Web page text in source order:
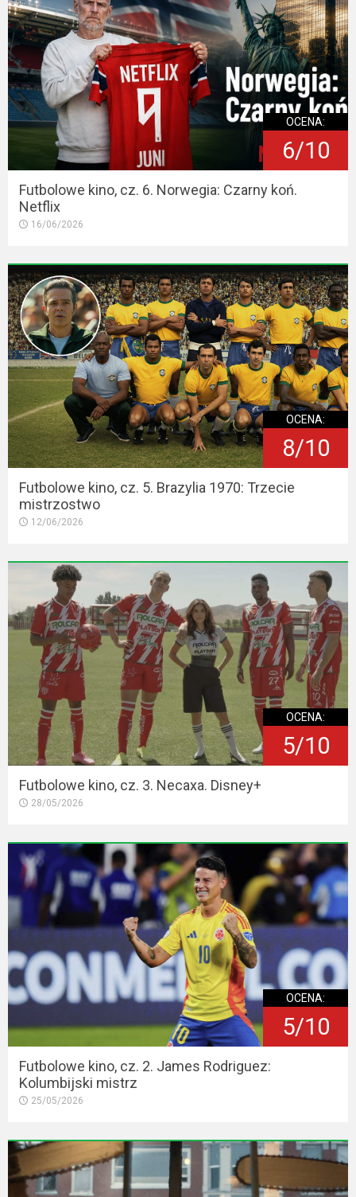
OCENA:
6/10
Futbolowe kino, cz. 6. Norwegia: Czarny koń.
Netflix
16/06/2026
OCENA:
8/10
Futbolowe kino, cz. 5. Brazylia 1970: Trzecie
mistrzostwo
12/06/2026
OCENA:
5/10
Futbolowe kino, cz. 3. Necaxa. Disney+
28/05/2026
OCENA:
5/10
Futbolowe kino, cz. 2. James Rodriguez:
Kolumbijski mistrz
25/05/2026